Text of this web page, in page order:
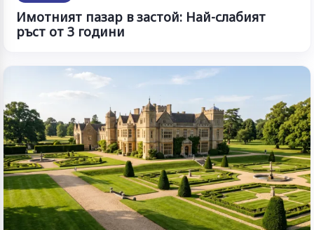
Имотният пазар в застой: Най-слабият
ръст от 3 години